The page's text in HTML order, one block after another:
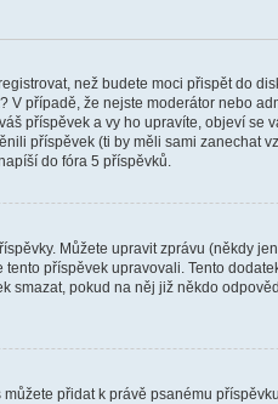
než budete moci přispět do
V případě, že nejste moderátor nebo
příspěvek a vy ho upravíte, objeví
příspěvek (ti by měli sami
do fóra 5 příspěvků.
Můžete upravit zprávu (někdy
příspěvek upravovali. Tento
pokud na něj již někdo
můžete přidat k právě psanému